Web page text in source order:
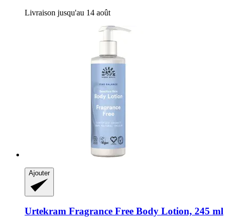
Livraison jusqu'au 14 août
Ajouter
Urtekram Fragrance Free Body Lotion, 245 ml